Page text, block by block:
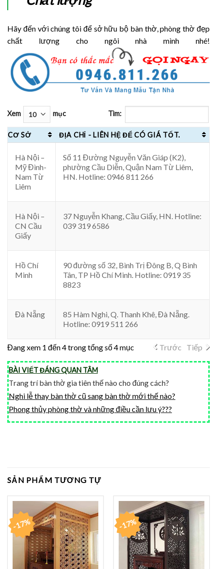
Hãy đến với chúng tôi để sở hữu bộ bàn thờ, phòng thờ đẹp
chất lượng cho ngôi nhà mình nhé!
Xem mục Tìm:
CƠ SỞ ĐỊA CHỈ - LIÊN HỆ ĐỂ CÓ GIÁ TỐT.
Hà Nội –
Mỹ Đình-
Nam Từ
Liêm
Số 11 Đường Nguyễn Văn Giáp (K2),
phường Cầu Diễn, Quận Nam Từ Liêm,
HN. Hotline: 0946 811 266
Hà Nội –
CN Cầu
Giấy
37 Nguyễn Khang, Cầu Giấy, HN. Hotline:
039 319 6586
Hồ Chí
Minh
90 đường số 32, Bình Trị Đông B, Q Bình
Tân, TP Hồ Chí Minh. Hotline: 0919 35
8823
Đà Nẵng
85 Hàm Nghi, Q. Thanh Khê, Đà Nẵng.
Hotline: 0919 511 266
Đang xem 1 đến 4 trong tổng số 4 mục Trước Tiếp
BÀI VIẾT ĐÁNG QUAN TÂM
Trang trí bàn thờ gia tiên thế nào cho đúng cách?
Nghi lễ thay bàn thờ cũ sang bàn thờ mới thế nào?
Phong thủy phòng thờ và những điều cần lưu ý???
SẢN PHẨM TƯƠNG TỰ
-17% -17%